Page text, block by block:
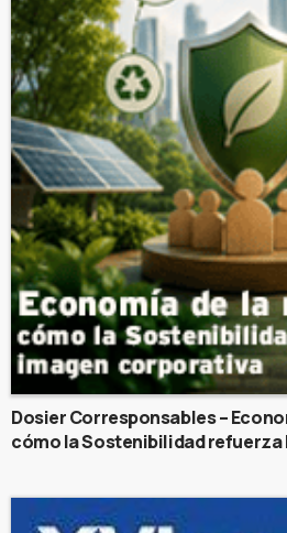
Dosier Corresponsables –
cómo la Sostenibilidad